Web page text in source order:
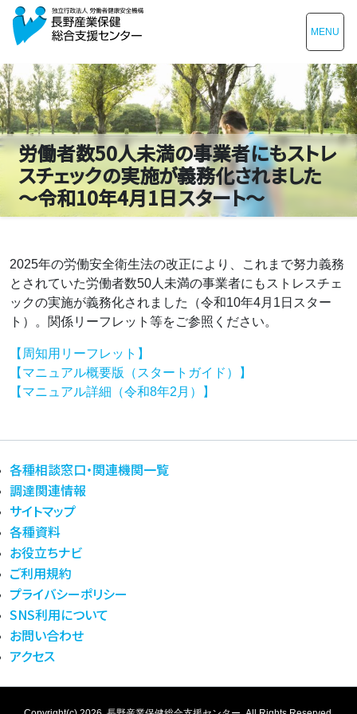
MENU
労働者数50人未満の事業者にもストレ
スチェックの実施が義務化されました
～令和10年4月1日スタート～
2025年の労働安全衛生法の改正により、これまで努力義務
とされていた労働者数50人未満の事業者にもストレスチェ
ックの実施が義務化されました（令和10年4月1日スター
ト）。関係リーフレット等をご参照ください。
【周知用リーフレット】
【マニュアル概要版（スタートガイド）】
【マニュアル詳細（令和8年2月）】
各種相談窓口・関連機関一覧
調達関連情報
サイトマップ
各種資料
お役立ちナビ
ご利用規約
プライバシーポリシー
SNS利用について
お問い合わせ
アクセス